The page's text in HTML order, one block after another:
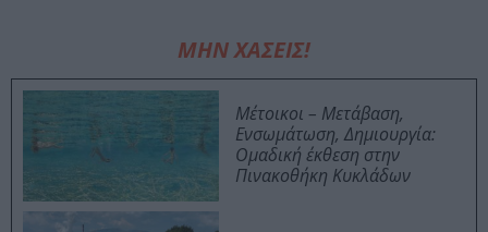
ΜΗΝ ΧΑΣΕΙΣ!
Μέτοικοι – Μετάβαση,
Ενσωμάτωση, Δημιουργία:
Ομαδική έκθεση στην
Πινακοθήκη Κυκλάδων